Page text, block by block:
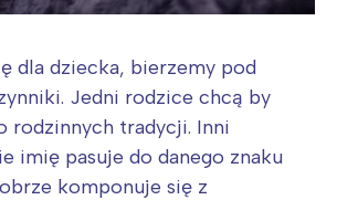
dla dziecka, bierzemy pod
Jedni rodzice chcą by
rodzinnych tradycji. Inni
imię pasuje do danego znaku
komponuje się z